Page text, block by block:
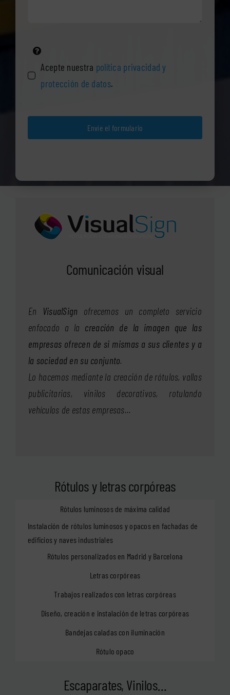
Acepte nuestra política privacidad y
protección de datos.
Envíe el formulario
Comunicación visual
En VisualSign ofrecemos un completo servicio
enfocado a la creación de la imagen que las
empresas ofrecen de si mismas a sus clientes y a
la sociedad en su conjunto.
Lo hacemos mediante la creación de rótulos, vallas
publicitarias, vinilos decorativos, rotulando
vehículos de estas empresas…
Rótulos y letras corpóreas
Rótulos luminosos de máxima calidad
Instalación de rótulos luminosos y opacos en fachadas de
edificios y naves industriales
Rótulos personalizados en Madrid y Barcelona
Letras corpóreas
Trabajos realizados con letras corpóreas
Diseño, creación e instalación de letras corpóreas
Bandejas caladas con iluminación
Rótulo opaco
Escaparates, Vinilos…